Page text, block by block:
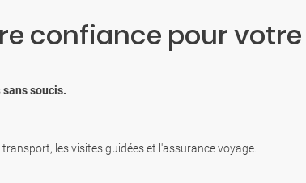
confiance pour
sans soucis.
les visites guidées et l'assurance voyage.